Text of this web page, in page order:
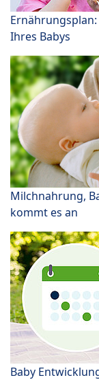
Ihres Babys
Milchnahrung,
kommt es an
Baby